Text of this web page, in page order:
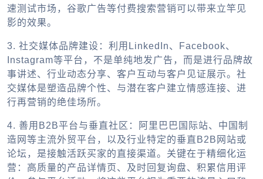
速测试市场，谷歌广告等付费搜索营销可以带来立竿见
影的效果。
3. 社交媒体品牌建设： 利用LinkedIn、Facebook、
Instagram等平台，不是单纯地发广告，而是进行品牌故
事讲述、行业动态分享、客户互动与客户见证展示。社
交媒体是塑造品牌个性、与潜在客户建立情感连接、进
行再营销的绝佳场所。
4. 善用B2B平台与垂直社区：
阿里巴巴国际站、中国制
造网等主流外贸平台 ，以及行业特定的垂直B2B网站或
论坛，是接触活跃买家的直接渠道。关键在于精细化运
营：高质量的产品详情页、及时回复询盘、积累信用评